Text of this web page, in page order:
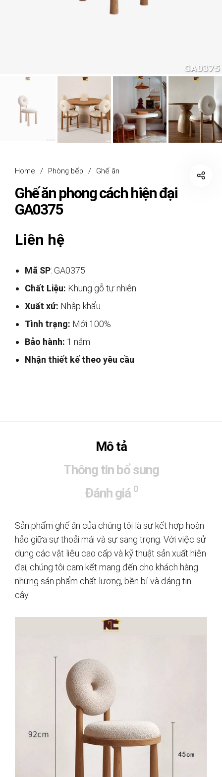
Home / Phòng bếp / Ghế ăn
Ghế ăn phong cách hiện đại
GA0375
Liên hệ
Mã SP: GA0375
Chất Liệu: Khung gỗ tự nhiên
Xuất xứ: Nhập khẩu
Tình trạng: Mới 100%
Bảo hành: 1 năm
Nhận thiết kế theo yêu cầu
Mô tả
Thông tin bổ sung
Đánh giá 0
Sản phẩm ghế ăn của chúng tôi là sự kết hợp hoàn
hảo giữa sự thoải mái và sự sang trọng. Với việc sử
dụng các vật liệu cao cấp và kỹ thuật sản xuất hiện
đại, chúng tôi cam kết mang đến cho khách hàng
những sản phẩm chất lượng, bền bỉ và đáng tin
cậy.